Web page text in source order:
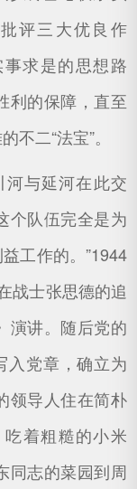
评三大优良作
求是的思想路
利的保障，直至
二“法宝”。
与延河在此交
个队伍完全是为
工作的。”1944
战士张思德的追
演讲。随后党的
入党章，确立为
领导人住在简朴
着粗糙的小米
同志的菜园到周